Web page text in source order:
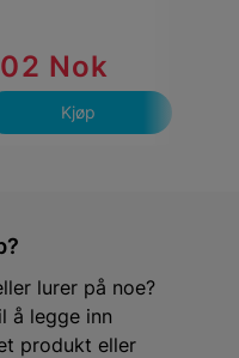
Nok
Kjøp
lurer på noe?
å legge inn
produkt eller